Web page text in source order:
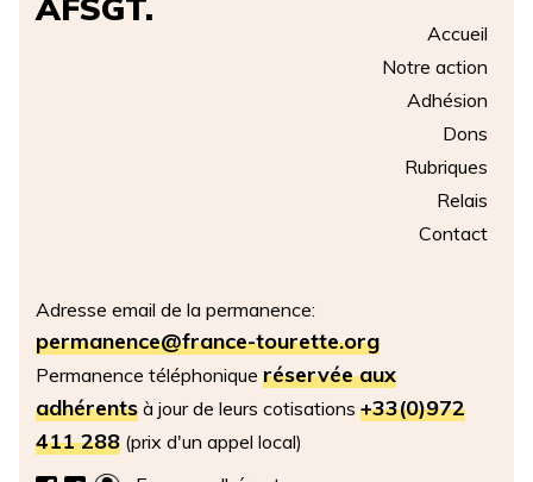
Accueil
Notre action
Adhésion
Dons
Rubriques
Relais
Contact
Adresse email de la permanence:
permanence@france-tourette.org
Permanence téléphonique réservée aux
adhérents à jour de leurs cotisations +33(0)972
411 288 (prix d'un appel local)